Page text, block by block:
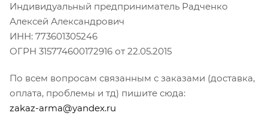
Индивидуальный предприниматель Радченко
Алексей Александрович
ИНН: 773601305246
ОГРН 315774600172916 от 22.05.2015
По всем вопросам связанным с заказами (доставка,
оплата, проблемы и тд) пишите сюда:
zakaz-arma@yandex.ru